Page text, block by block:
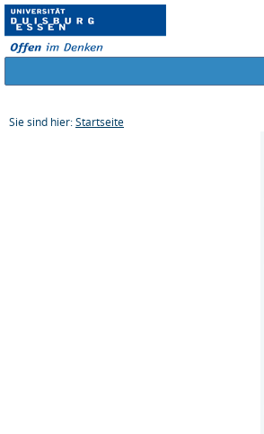
Sie sind hier: Startseite